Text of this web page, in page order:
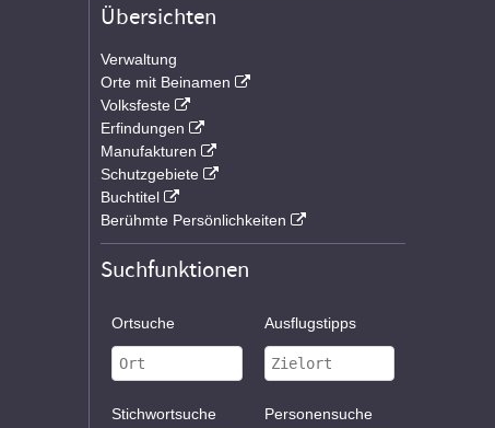
Übersichten
Verwaltung
Orte mit Beinamen
Volksfeste
Erfindungen
Manufakturen
Schutzgebiete
Buchtitel
Berühmte Persönlichkeiten
Suchfunktionen
Ortsuche Ausflugstipps
Stichwortsuche Personensuche